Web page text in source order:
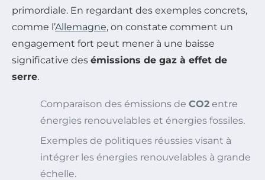
primordiale. En regardant des exemples concrets,
comme l’Allemagne, on constate comment un
engagement fort peut mener à une baisse
significative des émissions de gaz à effet de
serre.
Comparaison des émissions de CO2 entre
énergies renouvelables et énergies fossiles.
Exemples de politiques réussies visant à
intégrer les énergies renouvelables à grande
échelle.